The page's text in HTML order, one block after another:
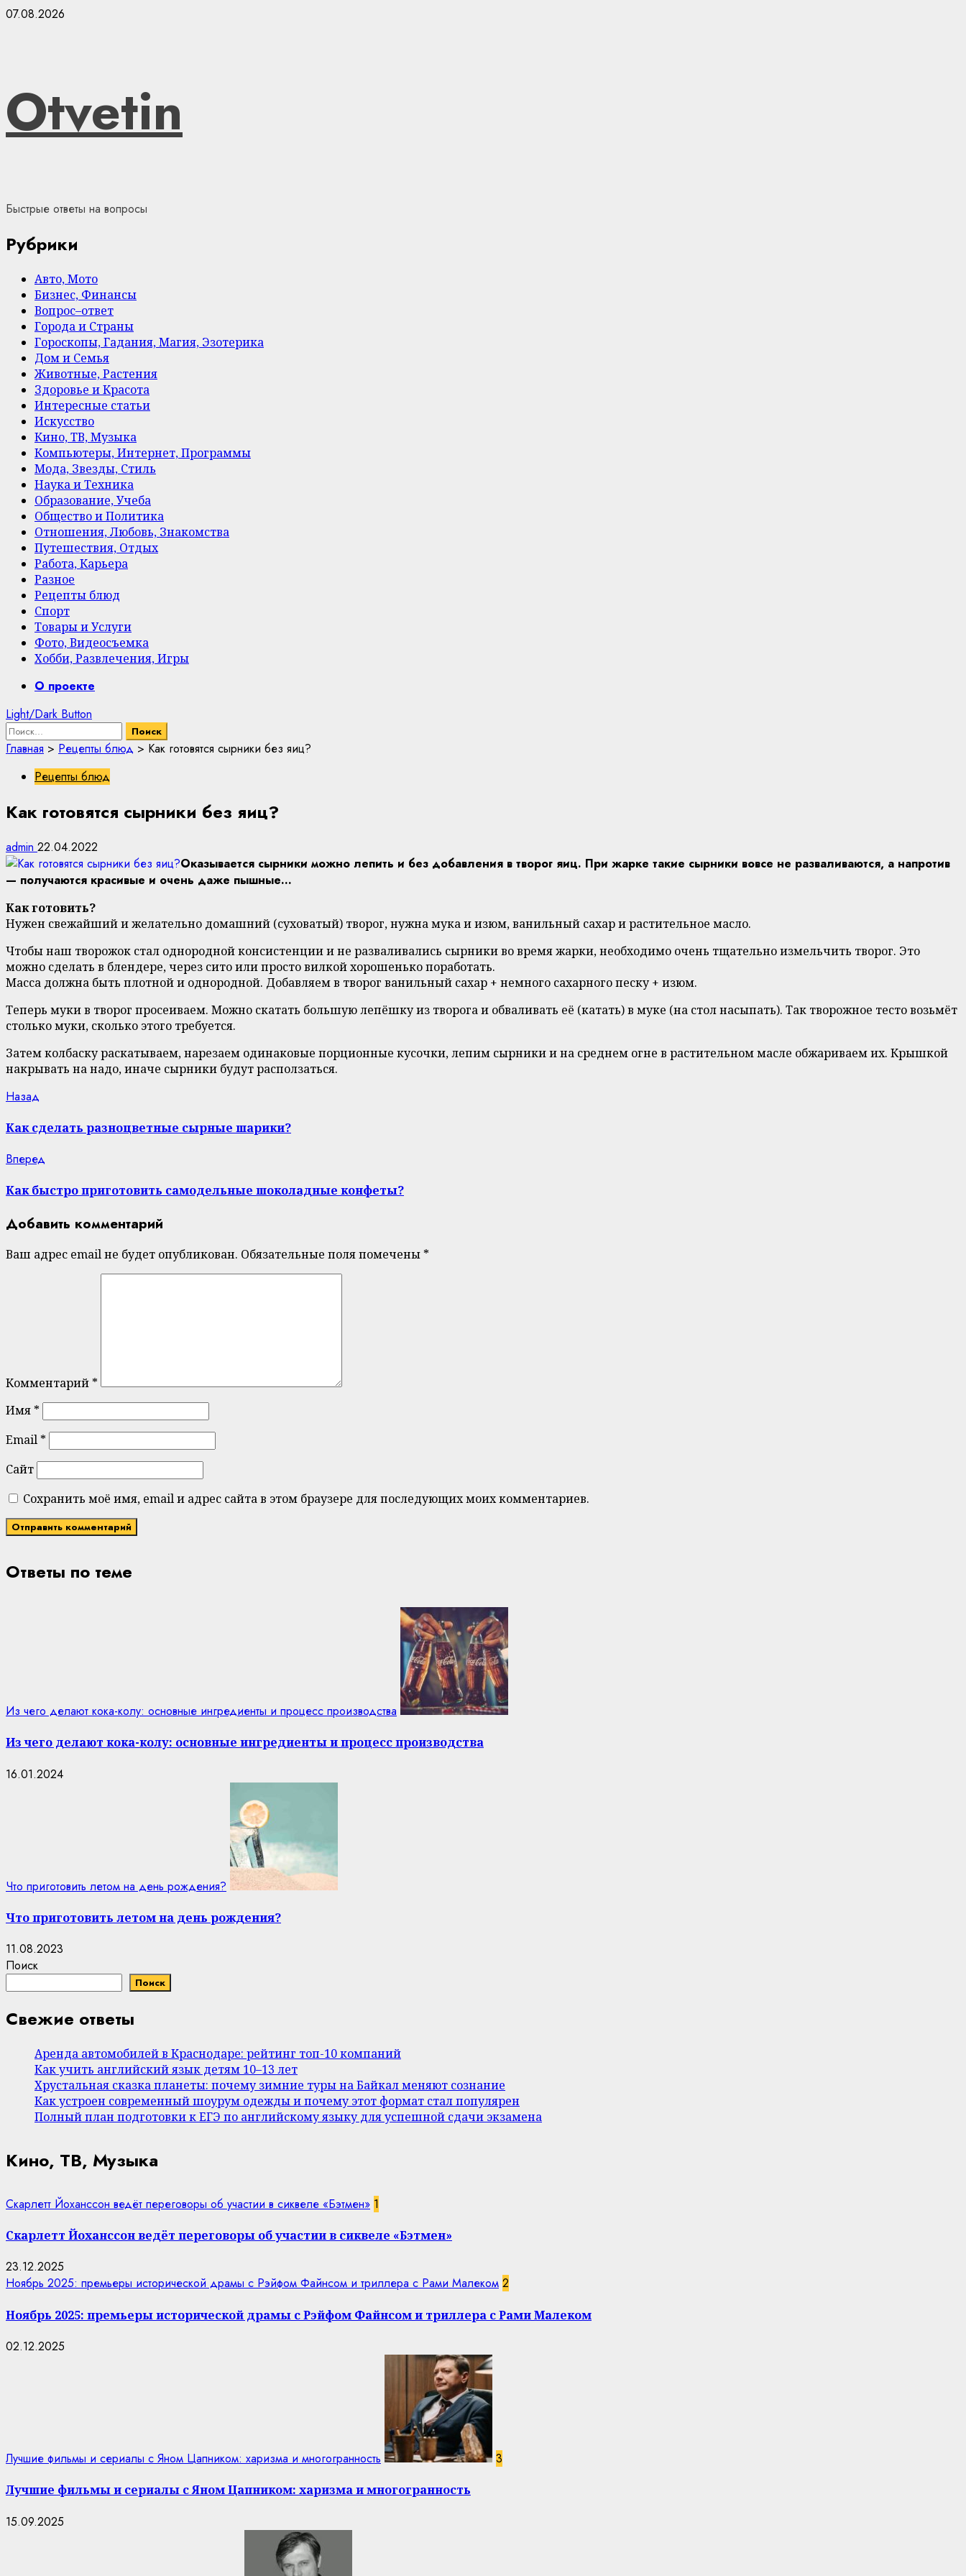
Skip
07.08.2026
Otvetin
Быстрые ответы на вопросы
Рубрики
Авто, Мото
Бизнес, Финансы
Вопрос–ответ
Города и Страны
Гороскопы, Гадания, Магия, Эзотерика
Дом и Семья
Животные, Растения
Здоровье и Красота
Интересные статьи
Искусство
Кино, ТВ, Музыка
Компьютеры, Интернет, Программы
Мода, Звезды, Стиль
Наука и Техника
Образование, Учеба
Общество и Политика
Отношения, Любовь, Знакомства
Путешествия, Отдых
Работа, Карьера
Разное
Рецепты блюд
Спорт
Товары и Услуги
Фото, Видеосъемка
Хобби, Развлечения, Игры
PrimaryО проекте
Light/Dark Button
Найти:
Главная > Рецепты блюд > Как готовятся сырники без яиц?
Рецепты блюд
Как готовятся сырники без яиц?
admin 22.04.2022
Оказывается сырники можно лепить и без добавления в творог яиц. При жарке такие сырники вовсе не разваливаются, а напротив
— получаются красивые и очень даже пышные…
Как готовить?
Нужен свежайший и желательно домашний (суховатый) творог, нужна мука и изюм, ванильный сахар и растительное масло.
Чтобы наш творожок стал однородной консистенции и не разваливались сырники во время жарки, необходимо очень тщательно измельчить творог. Это
можно сделать в блендере, через сито или просто вилкой хорошенько поработать.
Масса должна быть плотной и однородной. Добавляем в творог ванильный сахар + немного сахарного песку + изюм.
Теперь муки в творог просеиваем. Можно скатать большую лепёшку из творога и обваливать её (катать) в муке (на стол насыпать). Так творожное тесто возьмёт
столько муки, сколько этого требуется.
Затем колбаску раскатываем, нарезаем одинаковые порционные кусочки, лепим сырники и на среднем огне в растительном масле обжариваем их. Крышкой
накрывать на надо, иначе сырники будут расползаться.
Continue
Reading
Назад
Как сделать разноцветные сырные шарики?
Вперед
Как быстро приготовить самодельные шоколадные конфеты?
Добавить комментарий
Ваш адрес email не будет опубликован. Обязательные поля помечены *
Комментарий *
Имя *
Email *
Сайт
Сохранить моё имя, email и адрес сайта в этом браузере для последующих моих комментариев.
Ответы по теме
Из чего делают кока-колу: основные ингредиенты и процесс производства
Из чего делают кока-колу: основные ингредиенты и процесс производства
16.01.2024
Что приготовить летом на день рождения?
Что приготовить летом на день рождения?
11.08.2023
Поиск
Поиск
Свежие ответы
Аренда автомобилей в Краснодаре: рейтинг топ-10 компаний
Как учить английский язык детям 10–13 лет
Хрустальная сказка планеты: почему зимние туры на Байкал меняют сознание
Как устроен современный шоурум одежды и почему этот формат стал популярен
Полный план подготовки к ЕГЭ по английскому языку для успешной сдачи экзамена
Кино, ТВ, Музыка
Скарлетт Йоханссон ведёт переговоры об участии в сиквеле «Бэтмен» 1
Скарлетт Йоханссон ведёт переговоры об участии в сиквеле «Бэтмен»
23.12.2025
Ноябрь 2025: премьеры исторической драмы с Рэйфом Файнсом и триллера с Рами Малеком 2
Ноябрь 2025: премьеры исторической драмы с Рэйфом Файнсом и триллера с Рами Малеком
02.12.2025
Лучшие фильмы и сериалы с Яном Цапником: харизма и многогранность 3
Лучшие фильмы и сериалы с Яном Цапником: харизма и многогранность
15.09.2025